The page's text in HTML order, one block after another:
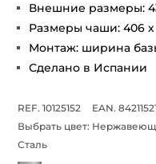
Внешние размеры:
Размеры чаши: 406
Монтаж: ширина
Сделано в Испании
REF. 10125152
EAN.
Выбрать цвет:
Сталь